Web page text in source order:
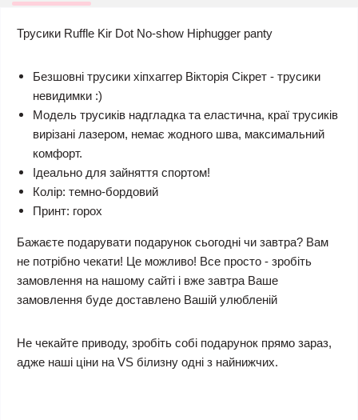
Трусики Ruffle Kir Dot No-show Hiphugger panty
Безшовні трусики хіпхаггер Вікторія Сікрет - трусики
невидимки :)
Модель трусиків надгладка та еластична, краї трусиків
вирізані лазером, немає жодного шва, максимальний
комфорт.
Ідеально для зайняття спортом!
Колір: темно-бордовий
Принт: горох
Бажаєте подарувати подарунок сьогодні чи завтра? Вам
не потрібно чекати! Це можливо! Все просто - зробіть
замовлення на нашому сайті і вже завтра Ваше
замовлення буде доставлено Вашій улюбленій
Не чекайте приводу, зробіть собі подарунок прямо зараз,
адже наші ціни на VS білизну одні з найнижчих.